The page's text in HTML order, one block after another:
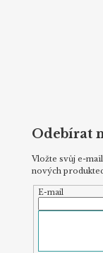
Odebírat
Vložte svůj e-
nových
E-mail